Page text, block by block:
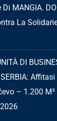
MANGIA.
La
DI
SERBIA:
– 1.200